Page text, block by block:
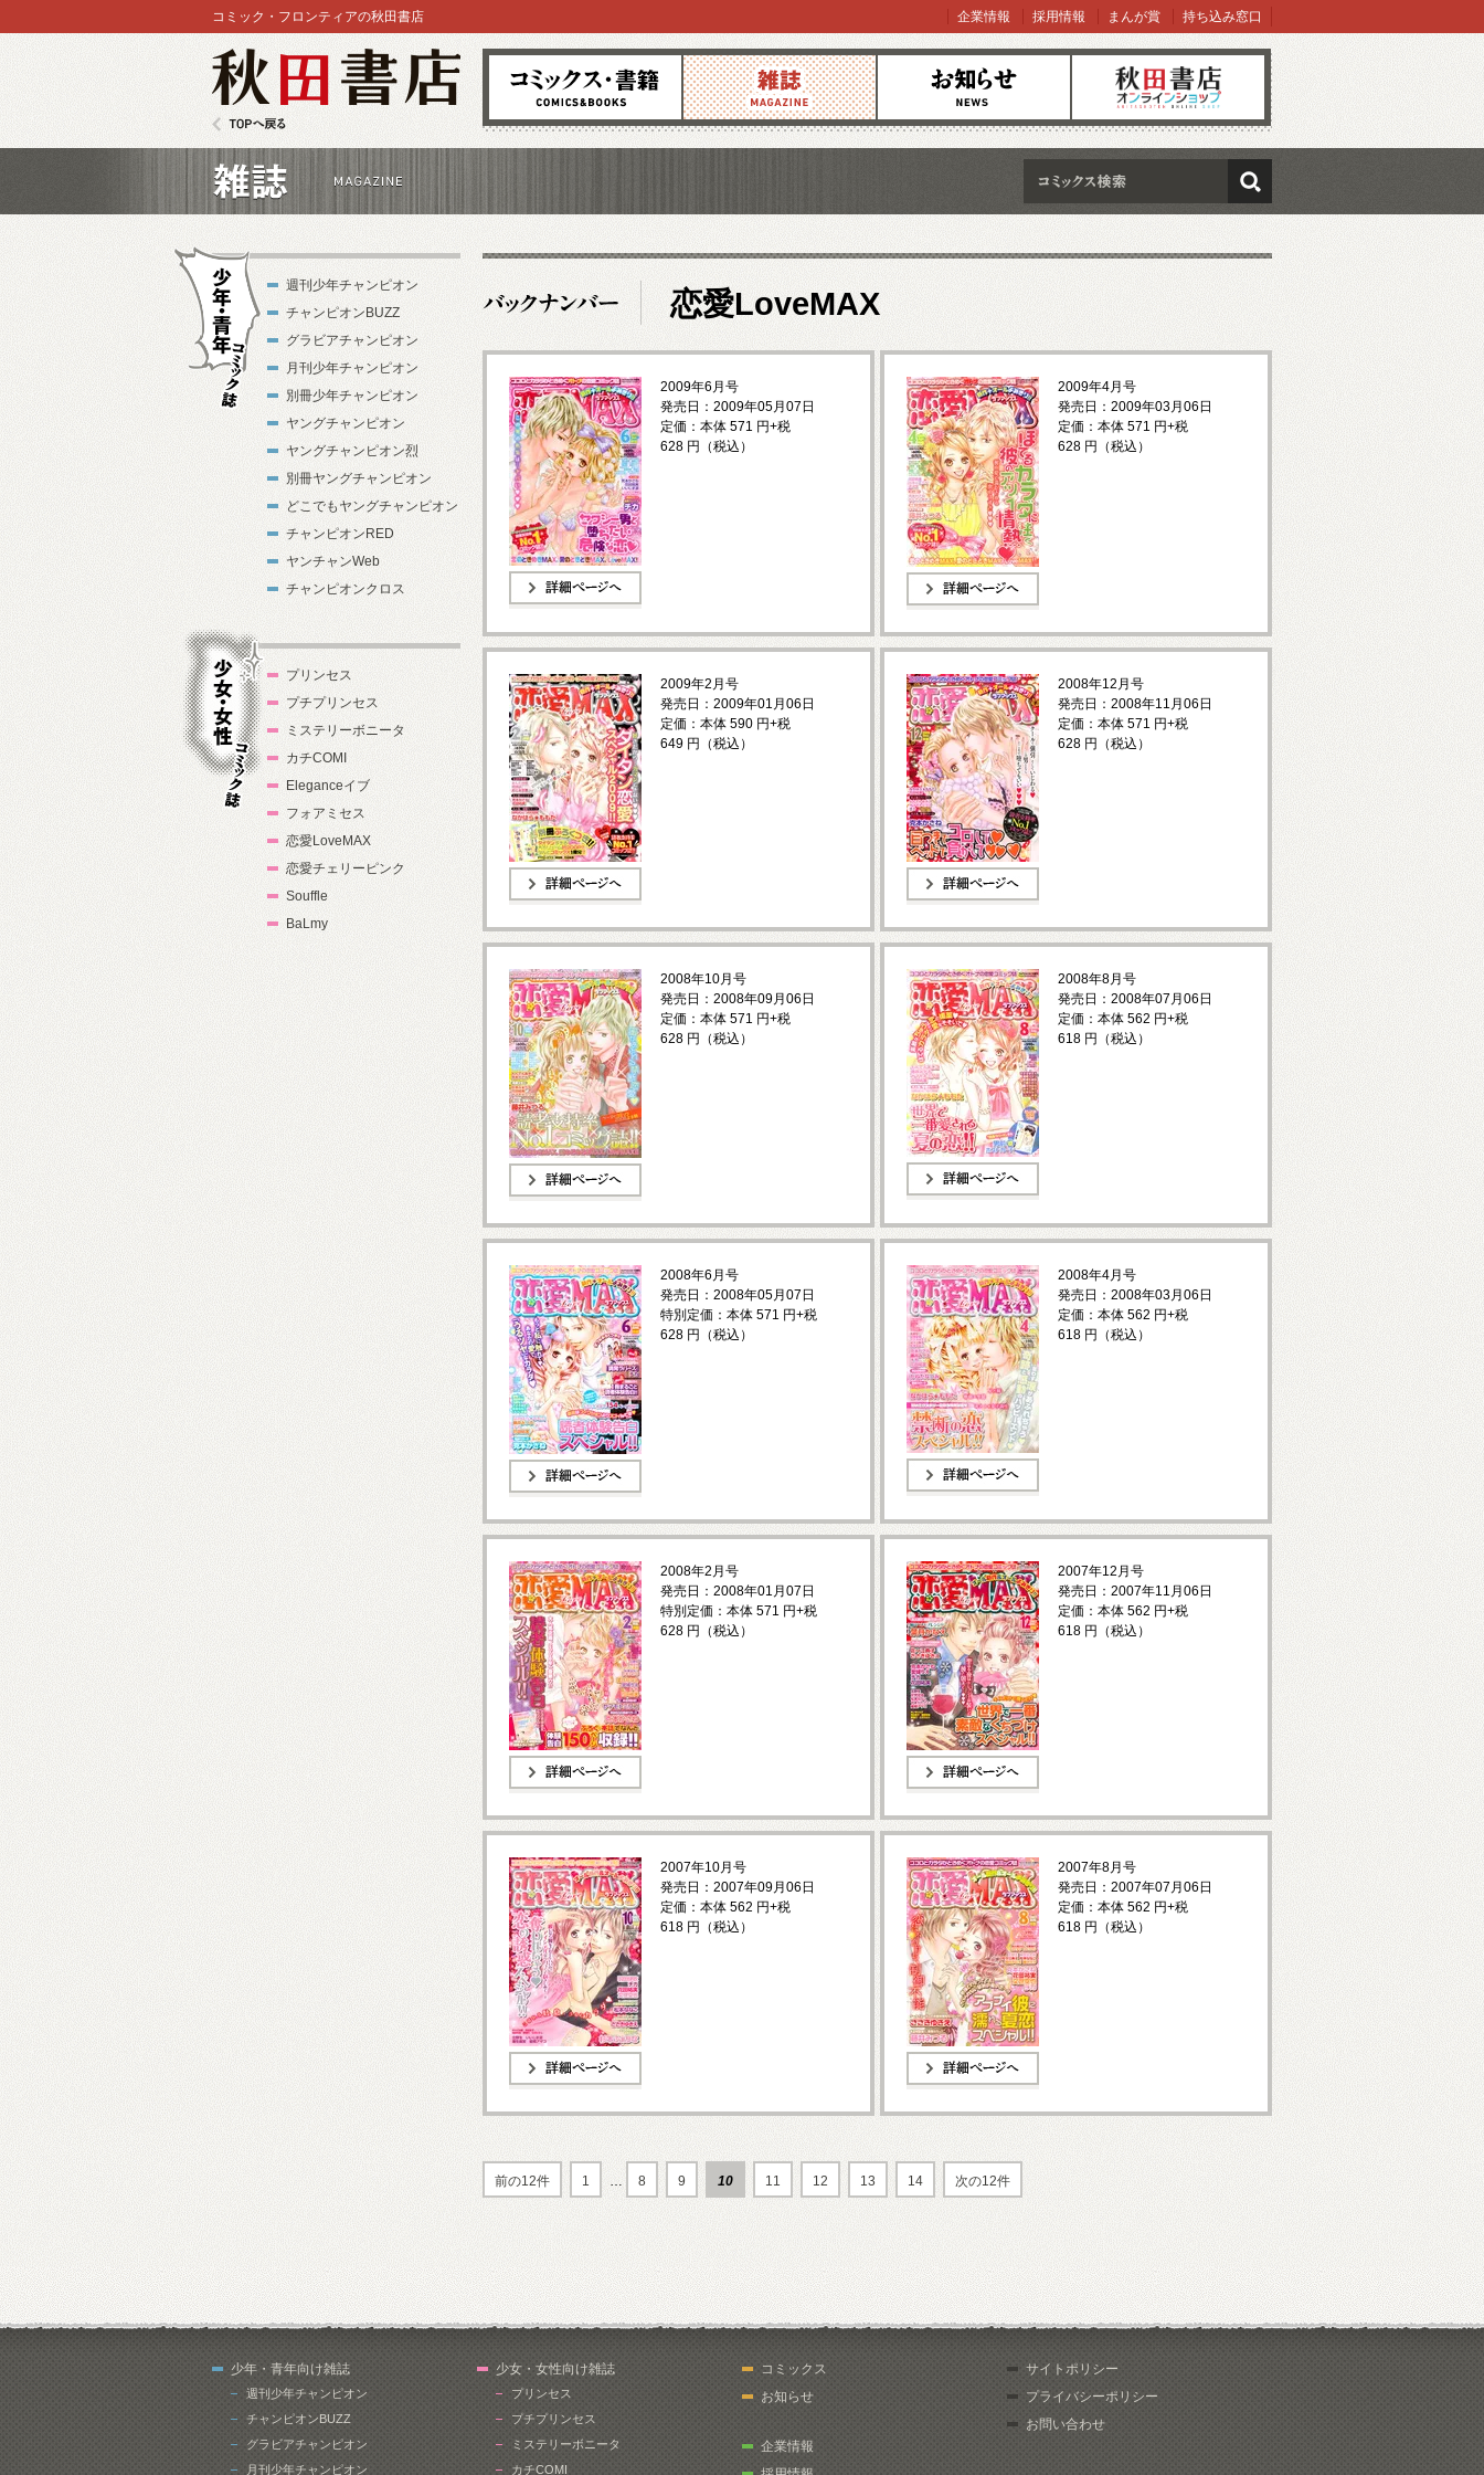
コミックス 雑誌 お知らせ オンラインショップ
コミック・フロンティアの秋田書店 企業情報 採用情報 まんが賞 持ち込み窓口
検索
恋愛LoveMAX
2009年6月号
発売日：2009年05月07日
定価：本体 571 円+税
628 円（税込）
2009年4月号
発売日：2009年03月06日
定価：本体 571 円+税
628 円（税込）
2009年2月号
発売日：2009年01月06日
定価：本体 590 円+税
649 円（税込）
2008年12月号
発売日：2008年11月06日
定価：本体 571 円+税
628 円（税込）
2008年10月号
発売日：2008年09月06日
定価：本体 571 円+税
628 円（税込）
2008年8月号
発売日：2008年07月06日
定価：本体 562 円+税
618 円（税込）
2008年6月号
発売日：2008年05月07日
特別定価：本体 571 円+税
628 円（税込）
2008年4月号
発売日：2008年03月06日
定価：本体 562 円+税
618 円（税込）
2008年2月号
発売日：2008年01月07日
特別定価：本体 571 円+税
628 円（税込）
2007年12月号
発売日：2007年11月06日
定価：本体 562 円+税
618 円（税込）
2007年10月号
発売日：2007年09月06日
定価：本体 562 円+税
618 円（税込）
2007年8月号
発売日：2007年07月06日
定価：本体 562 円+税
618 円（税込）
前の12件 1 … 8 9 10 11 12 13 14 次の12件
週刊少年チャンピオン
チャンピオンBUZZ
グラビアチャンピオン
月刊少年チャンピオン
別冊少年チャンピオン
ヤングチャンピオン
ヤングチャンピオン烈
別冊ヤングチャンピオン
どこでもヤングチャンピオン
チャンピオンRED
ヤンチャンWeb
チャンピオンクロス
プリンセス
プチプリンセス
ミステリーボニータ
カチCOMI
Eleganceイブ
フォアミセス
恋愛LoveMAX
恋愛チェリーピンク
Souffle
BaLmy
少年・青年向け雑誌
週刊少年チャンピオン
チャンピオンBUZZ
グラビアチャンピオン
月刊少年チャンピオン
少女・女性向け雑誌
プリンセス
プチプリンセス
ミステリーボニータ
カチCOMI
コミックス
お知らせ
企業情報
サイトポリシー
プライバシーポリシー
お問い合わせ